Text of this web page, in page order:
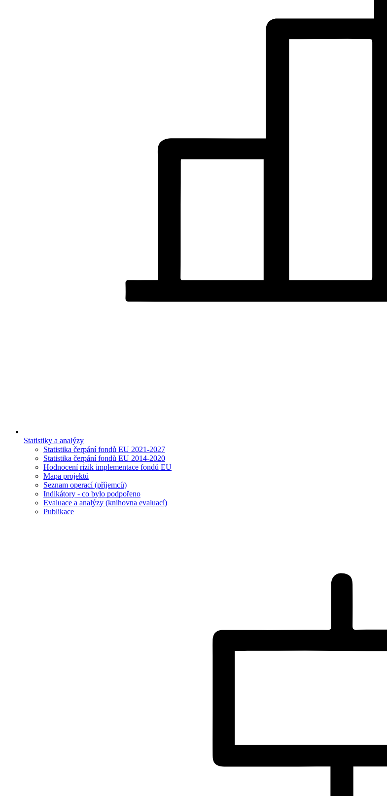
Statistiky a analýzy
Statistika čerpání fondů EU 2021-2027
Statistika čerpání fondů EU 2014-2020
Hodnocení rizik implementace fondů EU
Mapa projektů
Seznam operací (příjemců)
Indikátory - co bylo podpořeno
Evaluace a analýzy (knihovna evaluací)
Publikace